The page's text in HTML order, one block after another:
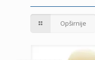
Opširnije